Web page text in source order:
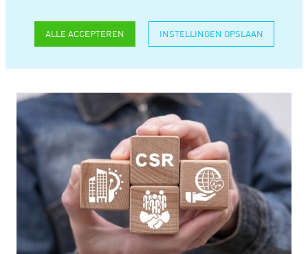
ALLE ACCEPTEREN INSTELLINGEN OPSLAAN
ondernemers over de gevolgen van voorgestelde
Europese wetgeving op het gebied van internationaal